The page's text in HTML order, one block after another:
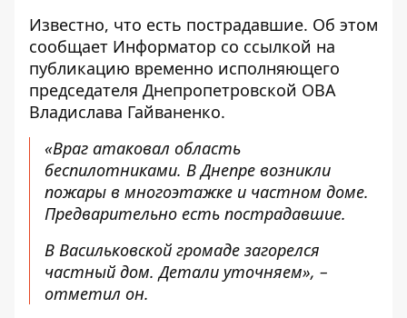
Известно, что есть пострадавшие. Об этом
сообщает Информатор со ссылкой на
публикацию временно исполняющего
председателя Днепропетровской ОВА
Владислава Гайваненко.
«Враг атаковал область
беспилотниками. В Днепре возникли
пожары в многоэтажке и частном доме.
Предварительно есть пострадавшие.
В Васильковской громаде загорелся
частный дом. Детали уточняем», –
отметил он.